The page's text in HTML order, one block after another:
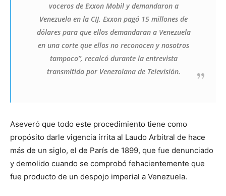
voceros de Exxon Mobil y demandaron a
Venezuela en la CIJ. Exxon pagó 15 millones de
dólares para que ellos demandaran a Venezuela
en una corte que ellos no reconocen y nosotros
tampoco”, recalcó durante la entrevista
transmitida por Venezolana de Televisión.
Aseveró que todo este procedimiento tiene como
propósito darle vigencia írrita al Laudo Arbitral de hace
más de un siglo, el de París de 1899, que fue denunciado
y demolido cuando se comprobó fehacientemente que
fue producto de un despojo imperial a Venezuela.